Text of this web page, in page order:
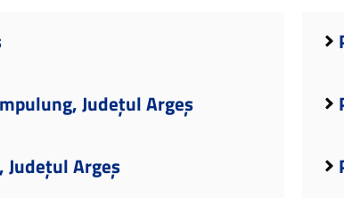
Județul Argeș
Județul Argeș